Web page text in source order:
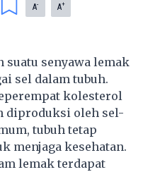
A- A+
suatu senyawa lemak
sel dalam tubuh.
kolesterol
diproduksi oleh sel-
tubuh tetap
menjaga kesehatan.
lemak terdapat